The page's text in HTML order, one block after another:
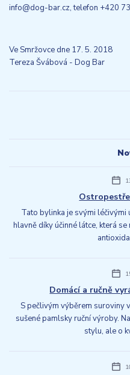
Tato bylinka je svými léčivými
hlavně díky účinné látce, která
Domácí a ručně
S pečlivým výběrem suroviny
sušené pamlsky ruční výroby.
stylu, ale o
info@dog-bar.cz, telefon +420
Ve Smržovce dne 17. 5. 2018
Tereza Švábová - Dog Bar